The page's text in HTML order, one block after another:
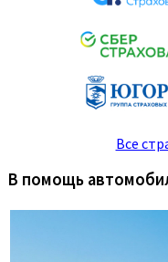
Все
В помощь